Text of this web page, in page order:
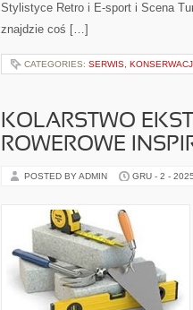
Stylistyce Retro i E-sport i Scena
znajdzie coś […]
CATEGORIES: SERWIS,
KOLARSTWO
ROWEROWE
POSTED BY ADMIN GRU - 2 - 2025